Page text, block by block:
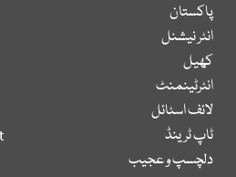
پاکستان
انٹر نیشنل
کھیل
انٹرٹینمنٹ
لائف اسٹائل
ٹاپ ٹرینڈ
دلچسپ و عجیب